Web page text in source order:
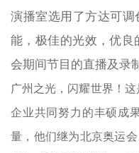
演播室选用了方达可
能，极佳的光效，优良
会期间节目的直播及录
广州之光，闪耀世界！
企业共同努力的丰硕成
量，他们继为北京奥运